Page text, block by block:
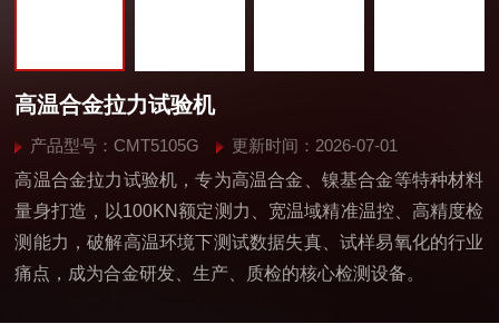
高温合金拉力试验机
产品型号：CMT5105G
更新时间：2026-07-01
高温合金拉力试验机，专为高温合金、镍基合金等特种材料
量身打造，以100KN额定测力、宽温域精准温控、高精度检
测能力，破解高温环境下测试数据失真、试样易氧化的行业
痛点，成为合金研发、生产、质检的核心检测设备。